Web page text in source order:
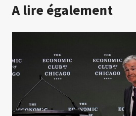
A lire également